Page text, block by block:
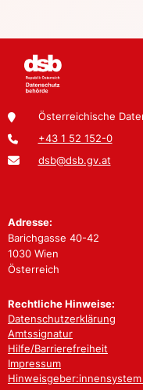
Österreichische
+43 1 52 152-0
dsb@dsb.gv.at
Adresse:
Barichgasse 40-42
1030 Wien
Österreich
Rechtliche Hinweise:
Datenschutzerklärung
Amtssignatur
Hilfe/Barrierefreiheit
Impressum